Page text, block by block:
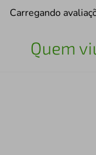
Carregando
Quem